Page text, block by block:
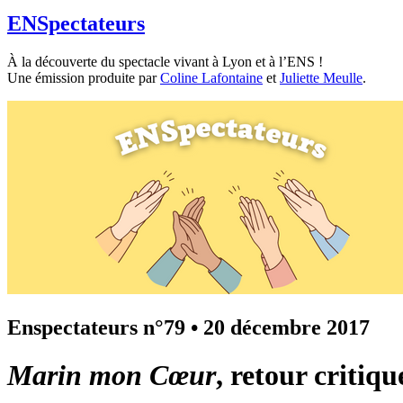
ENSpectateurs
À la découverte du spectacle vivant à Lyon et à l’ENS !
Une émission produite parColine Lafontaine et Juliette Meulle.
Enspectateurs n°79 • 20 décembre 2017
Marin mon Cœur, retour